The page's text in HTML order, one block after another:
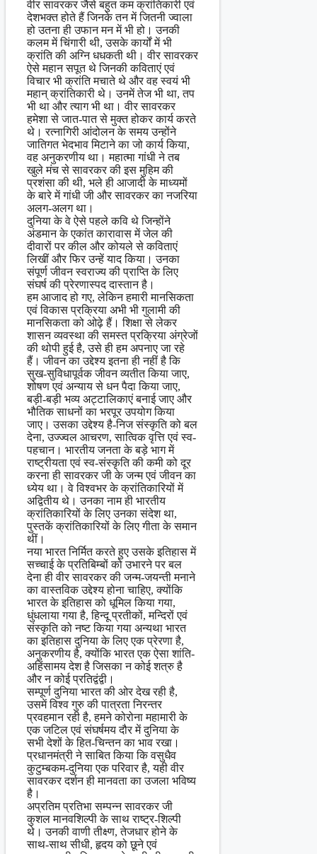
वीर सावरकर जैसे बहुत कम क्रांतिकारी एवं
देशभक्त होते हैं जिनके तन में जितनी ज्वाला
हो उतना ही उफान मन में भी हो। उनकी
कलम में चिंगारी थी, उसके कार्यों में भी
क्रांति की अग्नि धधकती थी। वीर सावरकर
ऐसे महान सपूत थे जिनकी कविताएं एवं
विचार भी क्रांति मचाते थे और वह स्वयं भी
महान् क्रांतिकारी थे। उनमें तेज भी था, तप
भी था और त्याग भी था। वीर सावरकर
हमेशा से जात-पात से मुक्त होकर कार्य करते
थे। रत्नागिरी आंदोलन के समय उन्होंने
जातिगत भेदभाव मिटाने का जो कार्य किया,
वह अनुकरणीय था। महात्मा गांधी ने तब
खुले मंच से सावरकर की इस मुहिम की
प्रशंसा की थी, भले ही आजादी के माध्यमों
के बारे में गांधी जी और सावरकर का नजरिया
अलग-अलग था।
दुनिया के वे ऐसे पहले कवि थे जिन्होंने
अंडमान के एकांत कारावास में जेल की
दीवारों पर कील और कोयले से कविताएं
लिखीं और फिर उन्हें याद किया। उनका
संपूर्ण जीवन स्वराज्य की प्राप्ति के लिए
संघर्ष की प्रेरणास्पद दास्तान है।
हम आजाद हो गए, लेकिन हमारी मानसिकता
एवं विकास प्रक्रिया अभी भी गुलामी की
मानसिकता को ओढ़े हैं। शिक्षा से लेकर
शासन व्यवस्था की समस्त प्रक्रिया अंग्रेजों
की थोपी हुई है, उसे ही हम अपनाए जा रहे
हैं। जीवन का उद्देश्य इतना ही नहीं है कि
सुख-सुविधापूर्वक जीवन व्यतीत किया जाए,
शोषण एवं अन्याय से धन पैदा किया जाए,
बड़ी-बड़ी भव्य अट्टालिकाएं बनाई जाए और
भौतिक साधनों का भरपूर उपयोग किया
जाए। उसका उद्देश्य है-निज संस्कृति को बल
देना, उज्ज्वल आचरण, सात्विक वृत्ति एवं स्व-
पहचान। भारतीय जनता के बड़े भाग में
राष्ट्रीयता एवं स्व-संस्कृति की कमी को दूर
करना ही सावरकर जी के जन्म एवं जीवन का
ध्येय था। वे विश्वभर के क्रांतिकारियों में
अद्वितीय थे। उनका नाम ही भारतीय
क्रांतिकारियों के लिए उनका संदेश था,
पुस्तकें क्रांतिकारियों के लिए गीता के समान
थीं।
नया भारत निर्मित करते हुए उसके इतिहास में
सच्चाई के प्रतिबिम्बों को उभारने पर बल
देना ही वीर सावरकर की जन्म-जयन्ती मनाने
का वास्तविक उद्देश्य होना चाहिए, क्योंकि
भारत के इतिहास को धूमिल किया गया,
धुंधलाया गया है, हिन्दू प्रतीकों, मन्दिरों एवं
संस्कृति को नष्ट किया गया अन्यथा भारत
का इतिहास दुनिया के लिए एक प्रेरणा है,
अनुकरणीय है, क्योंकि भारत एक ऐसा शांति-
अहिंसामय देश है जिसका न कोई शत्रु है
और न कोई प्रतिद्वंद्वी।
सम्पूर्ण दुनिया भारत की ओर देख रही है,
उसमें विश्व गुरु की पात्रता निरन्तर
प्रवहमान रही है, हमने कोरोना महामारी के
एक जटिल एवं संघर्षमय दौर में दुनिया के
सभी देशों के हित-चिन्तन का भाव रखा।
प्रधानमंत्री ने साबित किया कि वसुधैव
कुटुम्बकम-दुनिया एक परिवार है, यही वीर
सावरकर दर्शन ही मानवता का उजला भविष्य
है।
अप्रतिम प्रतिभा सम्पन्न सावरकर जी
कुशल मानवशिल्पी के साथ राष्ट्र-शिल्पी
थे। उनकी वाणी तीक्ष्ण, तेजधार होने के
साथ-साथ सीधी, हृदय को छूने एवं